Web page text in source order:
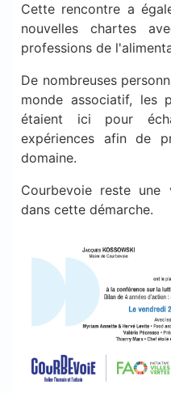
Cette rencontre a
nouvelles chartes
professions de
De nombreuses
monde associatif, les
étaient ici pour
expériences afin de
domaine.
Courbevoie reste
dans cette démarche.